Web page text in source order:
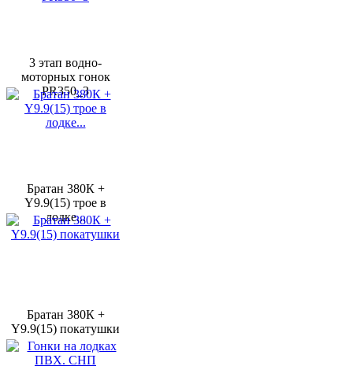
3 этап водно-
моторных гонок
PR350_3
Братан 380К +
Y9.9(15) трое в
лодке...
Братан 380К +
Y9.9(15) покатушки